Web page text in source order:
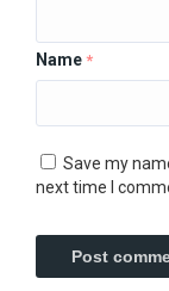
Name *
Save my
next time I